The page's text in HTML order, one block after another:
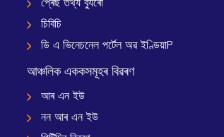
চিবিচি
ডি এ ভিনেচনেল পৰ্টেল অৱ ইণ্ডিয়াP
আঞ্চলিক এককসমূহৰ বিৱৰণ
আৰ এন ইউ
নন আৰ এন ইউ